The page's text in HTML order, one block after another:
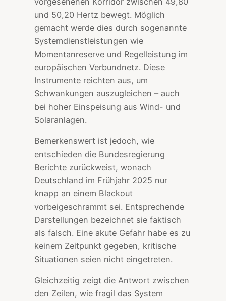
und 50,20 Hertz bewegt. Möglich
gemacht werde dies durch sogenannte
Systemdienstleistungen wie
Momentanreserve und Regelleistung im
europäischen Verbundnetz. Diese
Instrumente reichten aus, um
Schwankungen auszugleichen – auch
bei hoher Einspeisung aus Wind- und
Solaranlagen.
Bemerkenswert ist jedoch, wie
entschieden die Bundesregierung
Berichte zurückweist, wonach
Deutschland im Frühjahr 2025 nur
knapp an einem Blackout
vorbeigeschrammt sei. Entsprechende
Darstellungen bezeichnet sie faktisch
als falsch. Eine akute Gefahr habe es zu
keinem Zeitpunkt gegeben, kritische
Situationen seien nicht eingetreten.
Gleichzeitig zeigt die Antwort zwischen
den Zeilen, wie fragil das System